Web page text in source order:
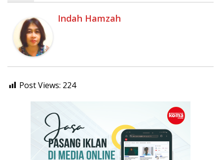
Indah Hamzah
Post Views: 224